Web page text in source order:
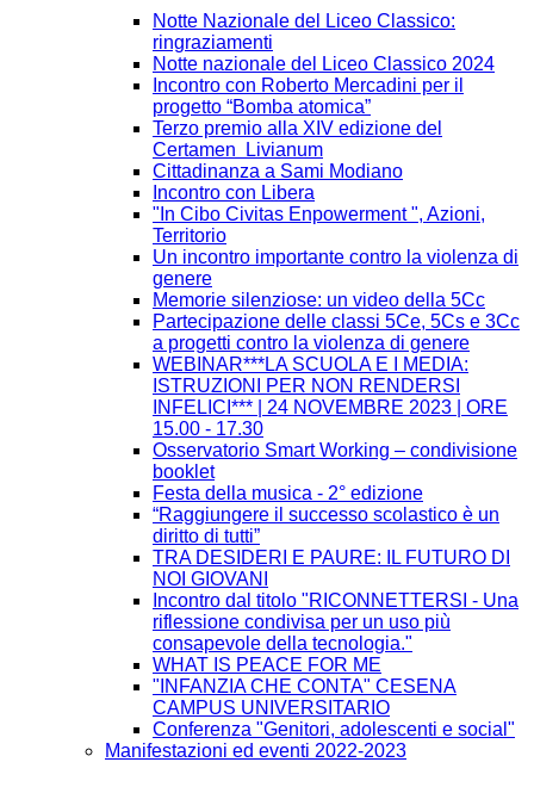
Notte Nazionale del Liceo Classico:
ringraziamenti
Notte nazionale del Liceo Classico 2024
Incontro con Roberto Mercadini per il
progetto “Bomba atomica”
Terzo premio alla XIV edizione del
Certamen Livianum
Cittadinanza a Sami Modiano
Incontro con Libera
"In Cibo Civitas Enpowerment ", Azioni,
Territorio
Un incontro importante contro la violenza di
genere
Memorie silenziose: un video della 5Cc
Partecipazione delle classi 5Ce, 5Cs e 3Cc
a progetti contro la violenza di genere
WEBINAR***LA SCUOLA E I MEDIA:
ISTRUZIONI PER NON RENDERSI
INFELICI*** | 24 NOVEMBRE 2023 | ORE
15.00 - 17.30
Osservatorio Smart Working – condivisione
booklet
Festa della musica - 2° edizione
“Raggiungere il successo scolastico è un
diritto di tutti”
TRA DESIDERI E PAURE: IL FUTURO DI
NOI GIOVANI
Incontro dal titolo "RICONNETTERSI - Una
riflessione condivisa per un uso più
consapevole della tecnologia."
WHAT IS PEACE FOR ME
"INFANZIA CHE CONTA" CESENA
CAMPUS UNIVERSITARIO
Conferenza "Genitori, adolescenti e social"
Manifestazioni ed eventi 2022-2023